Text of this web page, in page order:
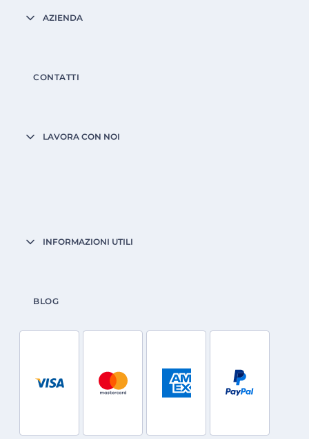
AZIENDA
CONTATTI
LAVORA CON NOI
INFORMAZIONI UTILI
BLOG